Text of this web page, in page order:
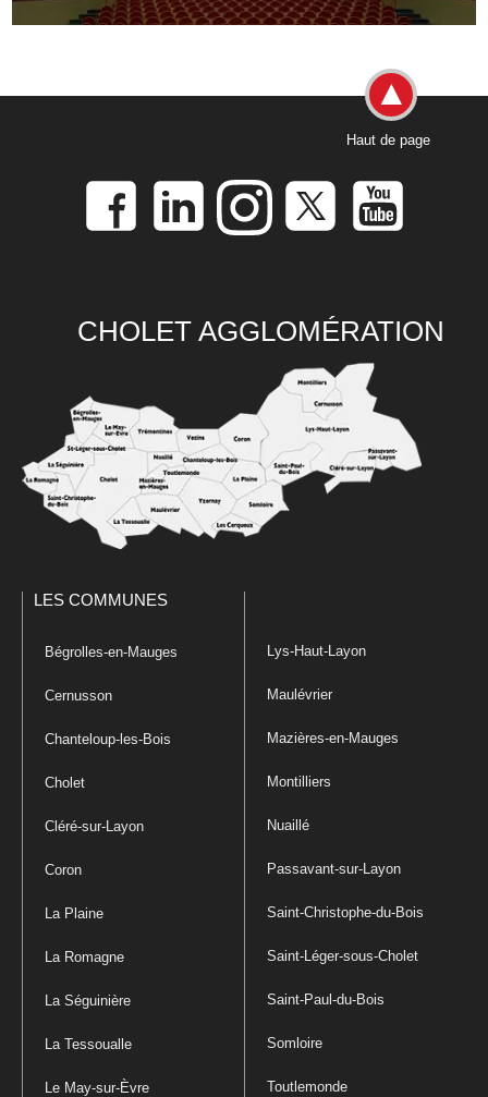
Haut de page
CHOLET AGGLOMÉRATION
LES COMMUNES
Bégrolles-en-Mauges
Cernusson
Chanteloup-les-Bois
Cholet
Cléré-sur-Layon
Coron
La Plaine
La Romagne
La Séguinière
La Tessoualle
Le May-sur-Èvre
Lys-Haut-Layon
Maulévrier
Mazières-en-Mauges
Montilliers
Nuaillé
Passavant-sur-Layon
Saint-Christophe-du-Bois
Saint-Léger-sous-Cholet
Saint-Paul-du-Bois
Somloire
Toutlemonde